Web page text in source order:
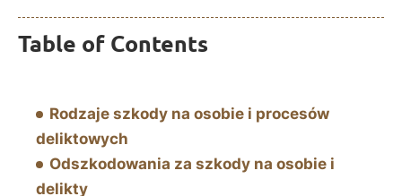
Table of Contents
Rodzaje szkody na osobie i procesów
deliktowych
Odszkodowania za szkody na osobie i
delikty